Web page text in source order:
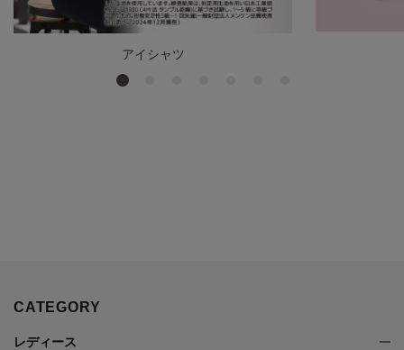
アイシャツ
CATEGORY
レディース